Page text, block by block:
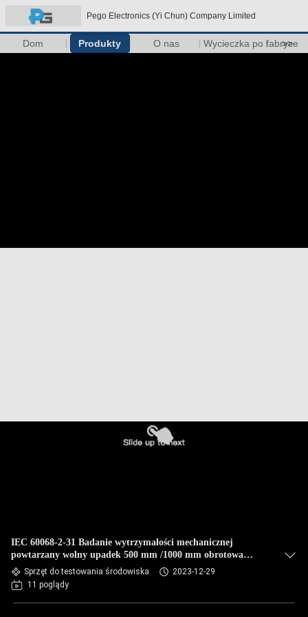
Pego Electronics (Yi Chun) Company Limited
Dom Produkty O nas Wycieczka po fabryce
>>
IEC 60068-2-31 Badanie wytrzymałości mechanicznej
powtarzany wolny upadek 500 mm /1000 mm obrotowa
beczka
Sprzęt do testowania środowiska
2023-12-29
11 poglądy